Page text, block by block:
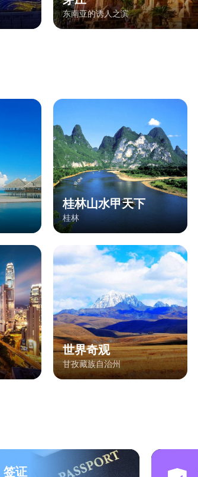
东南亚的诱人之滨
桂林山水甲天下
桂林
世界奇观
甘孜藏族自治州
签证